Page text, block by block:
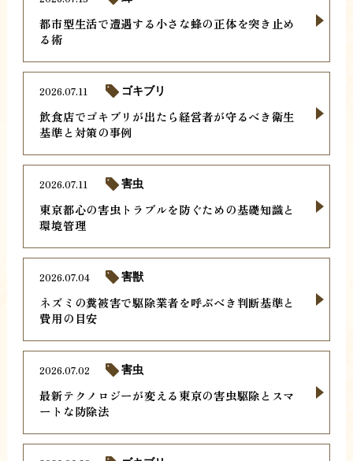
都市型生活で遭遇する小さな蜂の正体を突き止め
る術
飲食店でゴキブリが出たら経営者が守るべき衛生
基準と対策の事例
2026.07.11 ゴキブリ
東京都心の害虫トラブルを防ぐための基礎知識と
環境管理
2026.07.11 害虫
ネズミの糞被害で駆除業者を呼ぶべき判断基準と
費用の目安
2026.07.04 害獣
最新テクノロジーが変える東京の害虫駆除とスマ
ートな防除法
2026.07.02 害虫